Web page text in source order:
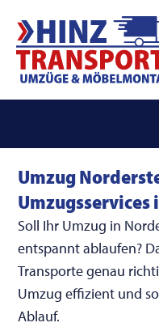
Umzug
Soll Ihr Umzug in
entspannt ablaufen?
Transporte genau
Umzug effizient und
Ablauf.